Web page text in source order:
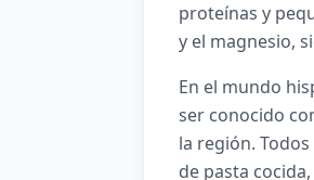
proteínas y
y el magnesio,
En el mundo
ser conocido
la región.
de pasta